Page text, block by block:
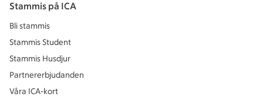
Stammis på ICA
Bli stammis
Stammis Student
Stammis Husdjur
Partnererbjudanden
Våra ICA-kort